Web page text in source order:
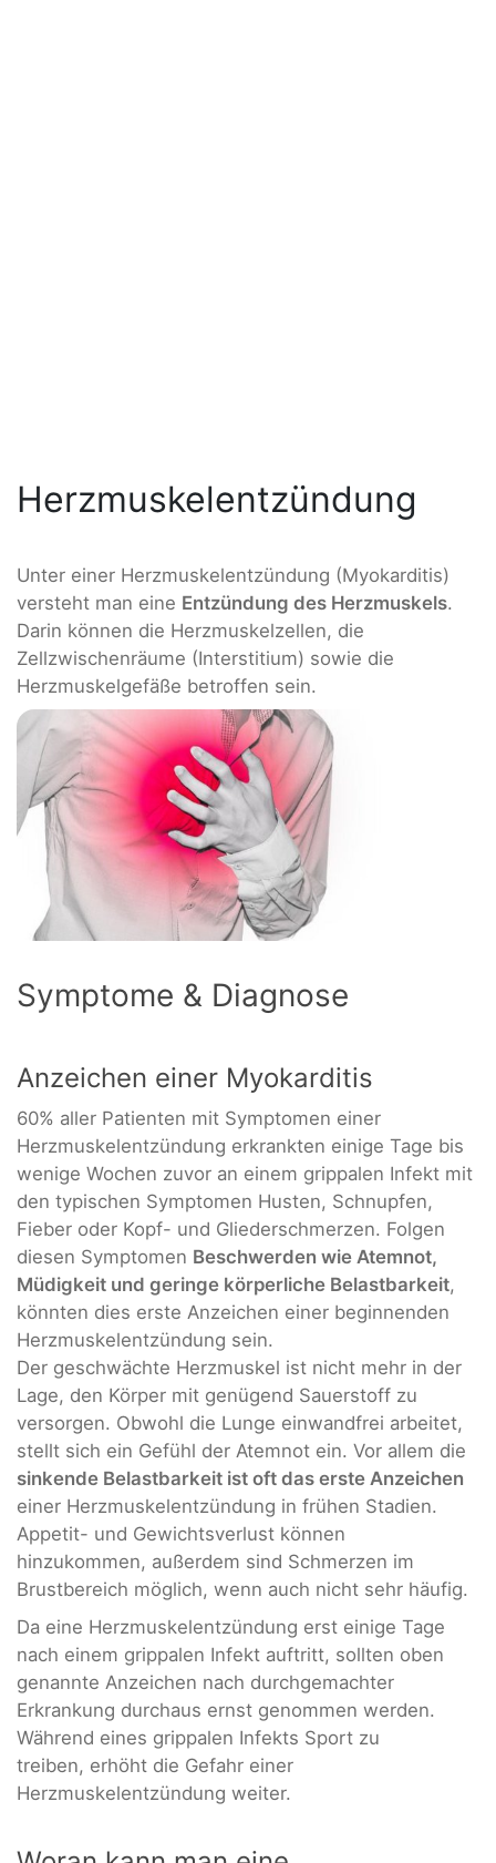
Herzmuskelentzündung
Unter einer Herzmuskelentzündung (Myokarditis)
versteht man eine Entzündung des Herzmuskels.
Darin können die Herzmuskelzellen, die
Zellzwischenräume (Interstitium) sowie die
Herzmuskelgefäße betroffen sein.
Symptome & Diagnose
Anzeichen einer Myokarditis
60% aller Patienten mit Symptomen einer
Herzmuskelentzündung erkrankten einige Tage bis
wenige Wochen zuvor an einem grippalen Infekt mit
den typischen Symptomen Husten, Schnupfen,
Fieber oder Kopf- und Gliederschmerzen. Folgen
diesen Symptomen Beschwerden wie Atemnot,
Müdigkeit und geringe körperliche Belastbarkeit,
könnten dies erste Anzeichen einer beginnenden
Herzmuskelentzündung sein.
Der geschwächte Herzmuskel ist nicht mehr in der
Lage, den Körper mit genügend Sauerstoff zu
versorgen. Obwohl die Lunge einwandfrei arbeitet,
stellt sich ein Gefühl der Atemnot ein. Vor allem die
sinkende Belastbarkeit ist oft das erste Anzeichen
einer Herzmuskelentzündung in frühen Stadien.
Appetit- und Gewichtsverlust können
hinzukommen, außerdem sind Schmerzen im
Brustbereich möglich, wenn auch nicht sehr häufig.
Da eine Herzmuskelentzündung erst einige Tage
nach einem grippalen Infekt auftritt, sollten oben
genannte Anzeichen nach durchgemachter
Erkrankung durchaus ernst genommen werden.
Während eines grippalen Infekts Sport zu
treiben, erhöht die Gefahr einer
Herzmuskelentzündung weiter.